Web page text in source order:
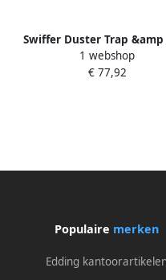
Swiffer Duster Trap &amp
navullingen x10
1 webshop
€ 77,92
Populaire merken
Edding